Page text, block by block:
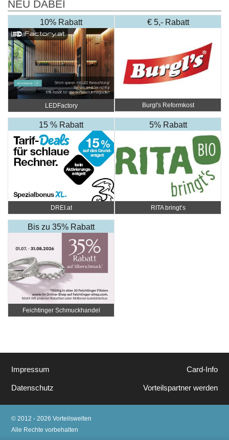
NEU DABEI
10% Rabatt
LEDFactory
€ 5,- Rabatt
Burgl's Reformkost
15 % Rabatt
DREI.at
5% Rabatt
RITA bringt’s
Bis zu 35% Rabatt
Feichtinger Schmuckhandel
Impressum
Datenschutz
Card-Info
Vorteilspartner werden
© 2012 - 2026 Vorteilswelten
Alle Rechte vorbehalten